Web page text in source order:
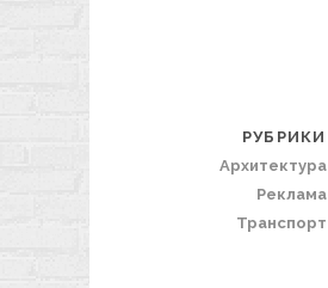
РУБРИКИ
Архитектура
Реклама
Транспорт